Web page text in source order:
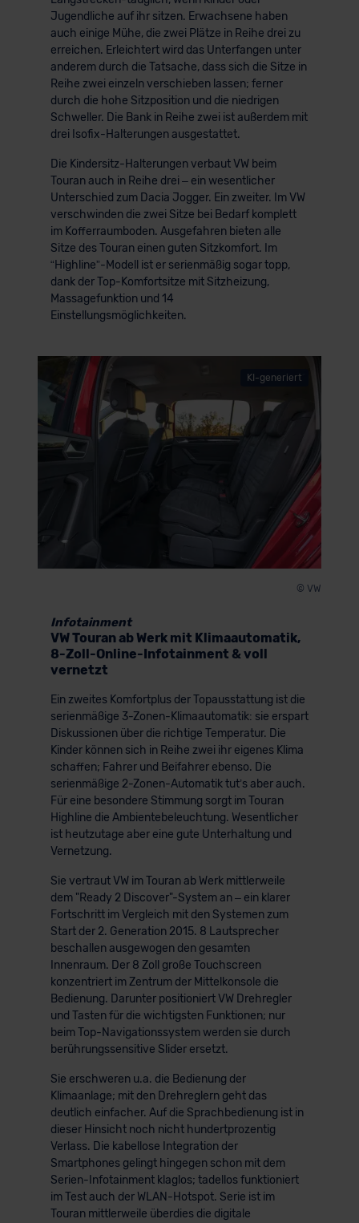
Jugendliche auf ihr sitzen. Erwachsene haben
auch einige Mühe, die zwei Plätze in Reihe drei zu
erreichen. Erleichtert wird das Unterfangen unter
anderem durch die Tatsache, dass sich die Sitze in
Reihe zwei einzeln verschieben lassen; ferner
durch die hohe Sitzposition und die niedrigen
Schweller. Die Bank in Reihe zwei ist außerdem mit
drei Isofix-Halterungen ausgestattet.
Die Kindersitz-Halterungen verbaut VW beim
Touran auch in Reihe drei – ein wesentlicher
Unterschied zum Dacia Jogger. Ein zweiter. Im VW
verschwinden die zwei Sitze bei Bedarf komplett
im Kofferraumboden. Ausgefahren bieten alle
Sitze des Touran einen guten Sitzkomfort. Im
“Highline”-Modell ist er serienmäßig sogar topp,
dank der Top-Komfortsitze mit Sitzheizung,
Massagefunktion und 14
Einstellungsmöglichkeiten.
KI-generiert
© VW
Infotainment
VW Touran ab Werk mit Klimaautomatik,
8-Zoll-Online-Infotainment & voll
vernetzt
Ein zweites Komfortplus der Topausstattung ist die
serienmäßige 3-Zonen-Klimaautomatik: sie erspart
Diskussionen über die richtige Temperatur. Die
Kinder können sich in Reihe zwei ihr eigenes Klima
schaffen; Fahrer und Beifahrer ebenso. Die
serienmäßige 2-Zonen-Automatik tut’s aber auch.
Für eine besondere Stimmung sorgt im Touran
Highline die Ambientebeleuchtung. Wesentlicher
ist heutzutage aber eine gute Unterhaltung und
Vernetzung.
Sie vertraut VW im Touran ab Werk mittlerweile
dem "Ready 2 Discover"-System an – ein klarer
Fortschritt im Vergleich mit den Systemen zum
Start der 2. Generation 2015. 8 Lautsprecher
beschallen ausgewogen den gesamten
Innenraum. Der 8 Zoll große Touchscreen
konzentriert im Zentrum der Mittelkonsole die
Bedienung. Darunter positioniert VW Drehregler
und Tasten für die wichtigsten Funktionen; nur
beim Top-Navigationssystem werden sie durch
berührungssensitive Slider ersetzt.
Sie erschweren u.a. die Bedienung der
Klimaanlage; mit den Drehreglern geht das
deutlich einfacher. Auf die Sprachbedienung ist in
dieser Hinsicht noch nicht hundertprozentig
Verlass. Die kabellose Integration der
Smartphones gelingt hingegen schon mit dem
Serien-Infotainment klaglos; tadellos funktioniert
im Test auch der WLAN-Hotspot. Serie ist im
Touran mittlerweile überdies die digitale